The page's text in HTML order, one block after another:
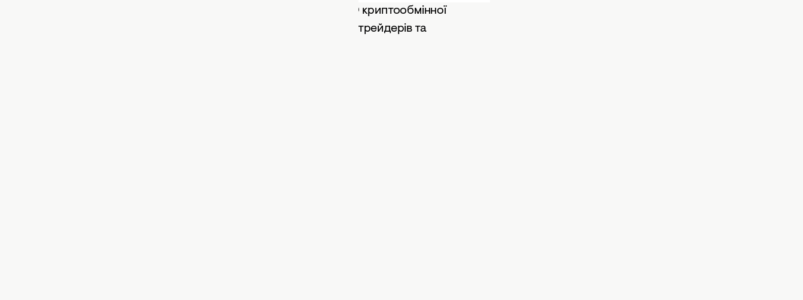
відомий блогер та підприємець. Відомо, що він є CEO криптообмінної
мережі, а також засновником закритої спільноти для трейдерів та